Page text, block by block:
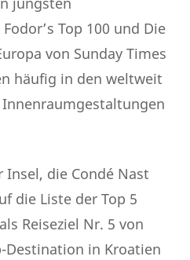
Top 100 und Die
von Sunday Times
häufig in den weltweit
Insel, die Condé Nast
die Liste der Top 5
Reiseziel Nr. 5 von
Destination in Kroatien